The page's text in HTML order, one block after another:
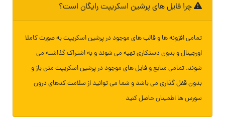
چرا فایل های پرشین اسکریپت رایگان است؟
تمامی افزونه ها و قالب های موجود در پرشین اسکریپت به صورت کاملا
اورجینال و بدون دستکاری تهیه می شوند و به اشتراک گذاشته می
شوند. تمامی منابع و فایل های موجود در پرشین اسکریپت متن باز و
بدون قفل گذاری می باشد و شما می توانید از سلامت کدهای درون
سورس ها اطمینان حاصل کنید